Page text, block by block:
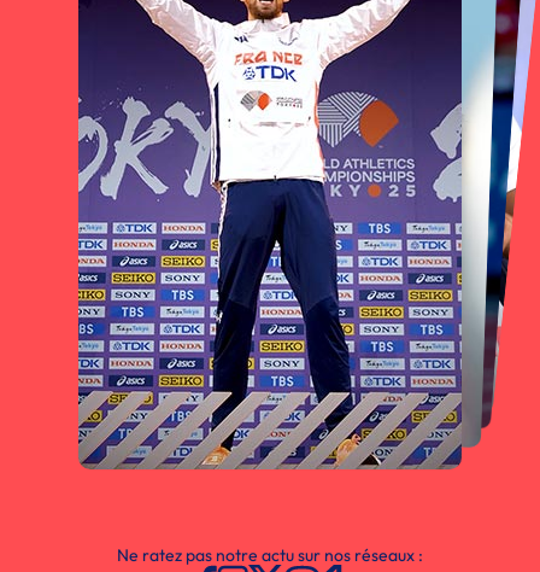
Ne ratez pas notre actu sur nos réseaux :